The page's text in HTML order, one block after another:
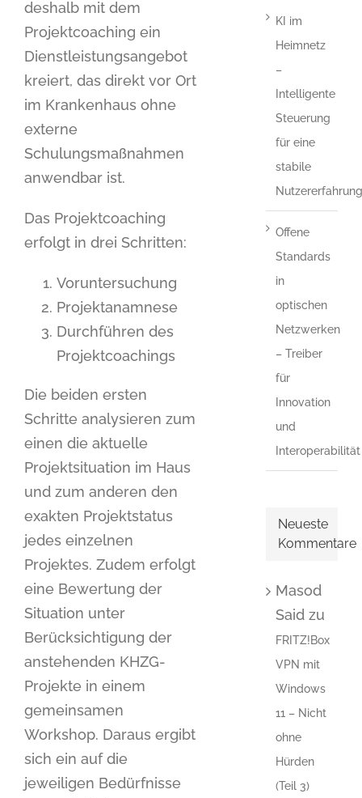
deshalb mit dem
Projektcoaching ein
Dienstleistungsangebot
kreiert, das direkt vor Ort
im Krankenhaus ohne
externe
Schulungsmaßnahmen
anwendbar ist.
Das Projektcoaching
erfolgt in drei Schritten:
Voruntersuchung
Projektanamnese
Durchführen des
Projektcoachings
Die beiden ersten
Schritte analysieren zum
einen die aktuelle
Projektsituation im Haus
und zum anderen den
exakten Projektstatus
jedes einzelnen
Projektes. Zudem erfolgt
eine Bewertung der
Situation unter
Berücksichtigung der
anstehenden KHZG-
Projekte in einem
gemeinsamen
Workshop. Daraus ergibt
sich ein auf die
jeweiligen Bedürfnisse
KI im
Heimnetz
–
Intelligente
Steuerung
für eine
stabile
Nutzererfahrung
Offene
Standards
in
optischen
Netzwerken
– Treiber
für
Innovation
und
Interoperabilität
Neueste
Kommentare
Masod
Saidzu
FRITZ!Box
VPN mit
Windows
11 – Nicht
ohne
Hürden
(Teil 3)